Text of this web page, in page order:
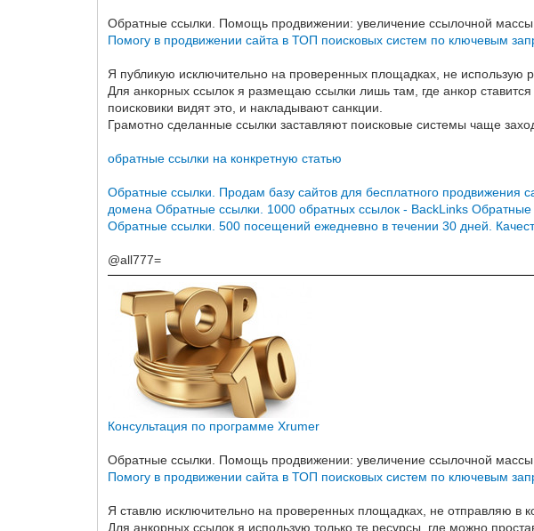
Обратные ссылки. Помощь продвижении: увеличение ссылочной
Помогу в продвижении сайта в ТОП поисковых систем по ключевым
Я публикую исключительно на проверенных площадках, не использую
Для анкорных ссылок я размещаю ссылки лишь там, где анкор
поисковики видят это, и накладывают санкции.
Грамотно сделанные ссылки заставляют поисковые системы чаще
обратные ссылки на конкретную статью
Обратные ссылки. Продам базу сайтов для бесплатного продвижения
домена Обратные ссылки. 1000 обратных ссылок - BackLinks Обратные
Обратные ссылки. 500 посещений ежедневно в течении 30 дней.
@all777=
Консультация по программе Xrumer
Обратные ссылки. Помощь продвижении: увеличение ссылочной
Помогу в продвижении сайта в ТОП поисковых систем по ключевым
Я ставлю исключительно на проверенных площадках, не отправляю в
Для анкорных ссылок я использую только те ресурсы, где можно